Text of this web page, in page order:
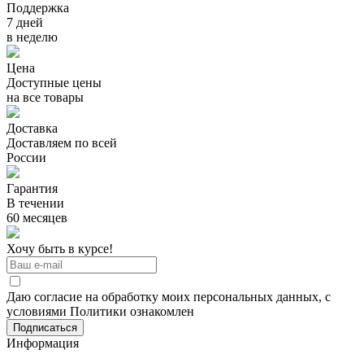
Поддержка
7 дней
в неделю
Цена
Доступные цены
на все товары
Доставка
Доставляем по всей
России
Гарантия
В течении
60 месяцев
Хочу быть в курсе!
Даю согласие на обработку моих персональных данных, с
условиями Политики ознакомлен
Информация